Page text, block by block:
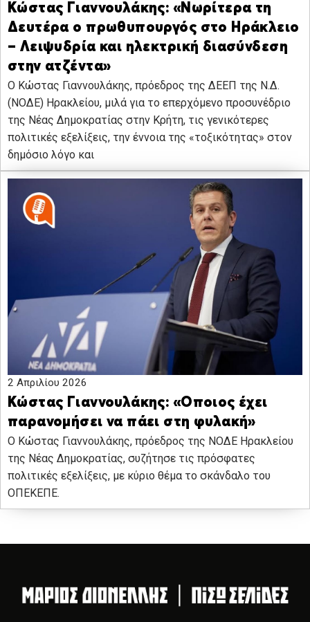
Κώστας Γιαννουλάκης: «Νωρίτερα τη
Δευτέρα ο πρωθυπουργός στο Ηράκλειο
– Λειψυδρία και ηλεκτρική διασύνδεση
στην ατζέντα»
Ο Κώστας Γιαννουλάκης, πρόεδρος της ΔΕΕΠ της Ν.Δ.
(ΝΟΔΕ) Ηρακλείου, μιλά για το επερχόμενο προσυνέδριο
της Νέας Δημοκρατίας στην Κρήτη, τις γενικότερες
πολιτικές εξελίξεις, την έννοια της «τοξικότητας» στον
δημόσιο λόγο και
2 Απριλίου 2026
Κώστας Γιαννουλάκης: «Οποιος έχει
παρανομήσει να πάει στη φυλακή»
Ο Κώστας Γιαννουλάκης, πρόεδρος της ΝΟΔΕ Ηρακλείου
της Νέας Δημοκρατίας, συζήτησε τις πρόσφατες
πολιτικές εξελίξεις, με κύριο θέμα το σκάνδαλο του
ΟΠΕΚΕΠΕ.